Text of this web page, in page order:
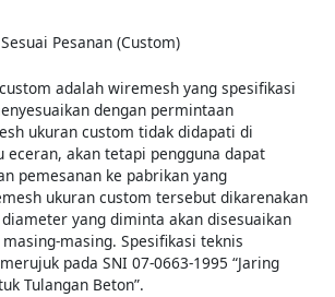
Pesanan (Custom)
adalah wiremesh yang spesifikasi
dengan permintaan
ukuran custom tidak didapati di
eceran, akan tetapi pengguna dapat
pemesanan ke pabrikan yang
ukuran custom tersebut dikarenakan
yang diminta akan disesuaikan
masing. Spesifikasi teknis
pada SNI 07-0663-1995 “Jaring
Tulangan Beton”.